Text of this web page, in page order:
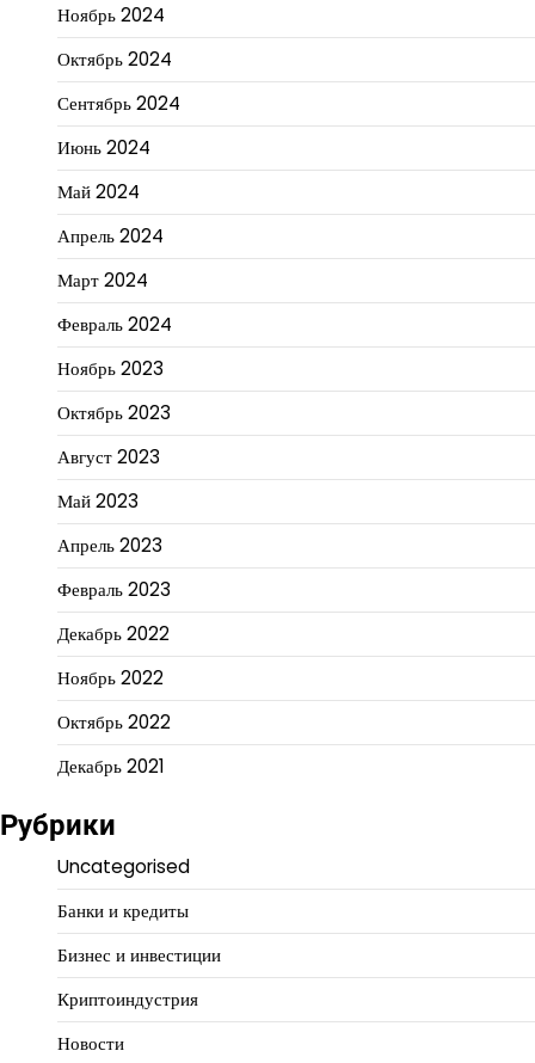
Ноябрь 2024
Октябрь 2024
Сентябрь 2024
Июнь 2024
Май 2024
Апрель 2024
Март 2024
Февраль 2024
Ноябрь 2023
Октябрь 2023
Август 2023
Май 2023
Апрель 2023
Февраль 2023
Декабрь 2022
Ноябрь 2022
Октябрь 2022
Декабрь 2021
Рубрики
Uncategorised
Банки и кредиты
Бизнес и инвестиции
Криптоиндустрия
Новости